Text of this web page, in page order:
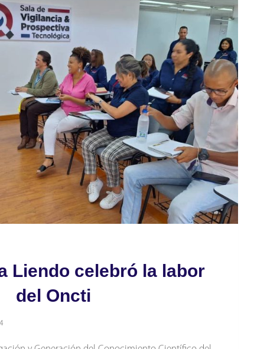
ONCTI
Liendo celebró la labor
del Oncti